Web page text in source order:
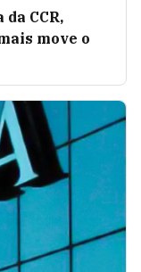
CCR,
move o